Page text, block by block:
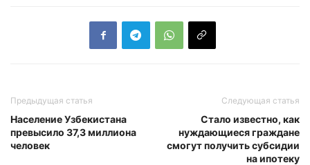
Предыдущая статья
Население Узбекистана
превысило 37,3 миллиона
человек
Следующая статья
Стало известно, как
нуждающиеся граждане
смогут получить субсидии
на ипотеку